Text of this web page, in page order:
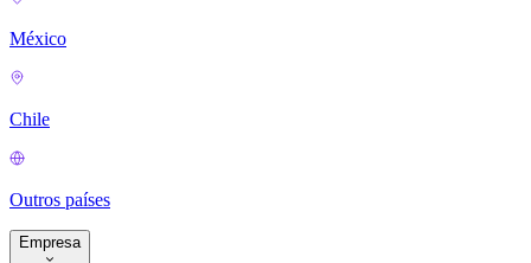
México
Chile
Outros países
Empresa